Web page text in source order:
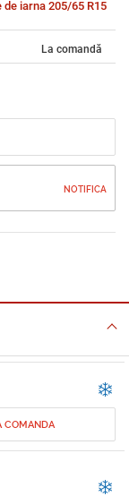
de iarna 205/65 R15
La comandă
NOTIFICA
COMANDA